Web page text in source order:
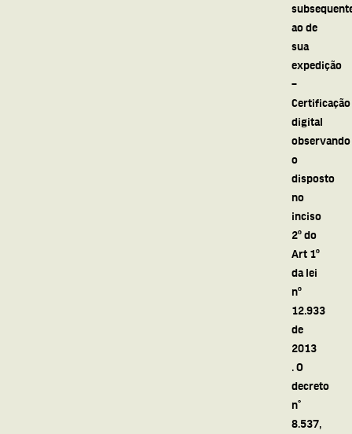
ao de
sua
expedição
–
Certificação
digital
observando
o
disposto
no
inciso
2º do
Art 1º
da lei
nº
12.933
de
2013
. O
decreto
n°
8.537,